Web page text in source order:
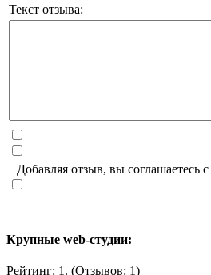
Текст отзыва:
Добавляя отзыв, вы соглашаетесь с
Крупные web-студии:
Рейтинг: 1. (Отзывов: 1)